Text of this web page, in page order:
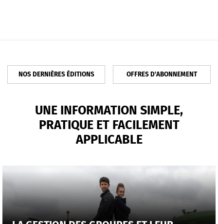
NOS DERNIÈRES ÉDITIONS OFFRES D'ABONNEMENT
UNE INFORMATION SIMPLE,
PRATIQUE ET FACILEMENT
APPLICABLE